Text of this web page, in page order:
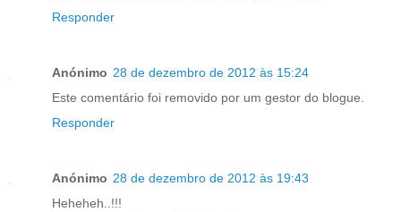
Responder
Anónimo 28 de dezembro de 2012 às 15:24
Este comentário foi removido por um gestor do blogue.
Responder
Anónimo 28 de dezembro de 2012 às 19:43
Heheheh..!!!